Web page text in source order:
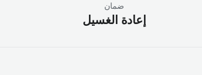
ضمان
إعادة الغسيل